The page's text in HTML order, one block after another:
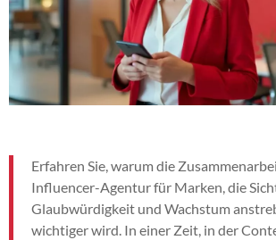
Erfahren Sie, warum die
Influencer-Agentur für Marken, die
Glaubwürdigkeit und Wachstum
wichtiger wird. In einer Zeit, in der